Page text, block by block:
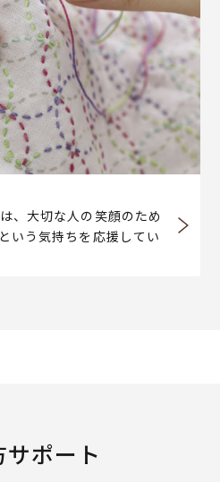
、大切な人の笑顔のため
いう気持ちを応援してい
ポート